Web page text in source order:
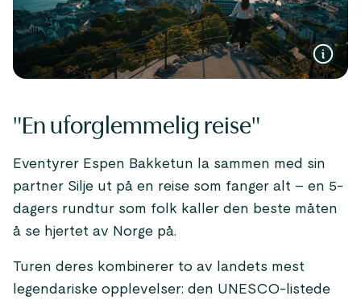
"En uforglemmelig reise"
Eventyrer Espen Bakketun la sammen med sin
partner Silje ut på en reise som fanger alt – en 5-
dagers rundtur som folk kaller den beste måten
å se hjertet av Norge på.
Turen deres kombinerer to av landets mest
legendariske opplevelser: den UNESCO-listede